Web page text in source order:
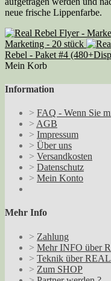
neue frische Lippenfarbe.
Marketing - 20 stück
Rebel - Paket #4
Mein Korb
Information
> FAQ - Wenn Sie
> AGB
> Impressum
> Über uns
> Versandkosten
> Datenschutz
> Mein Konto
Mehr Info
> Zahlung
> Mehr INFO über
> Teknik über
> Zum SHOP